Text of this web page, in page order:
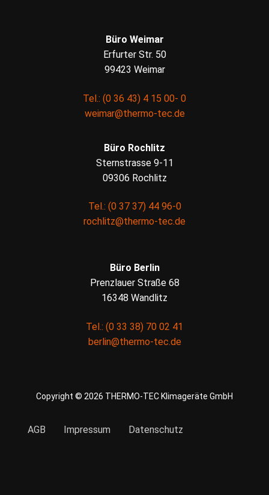
Büro Weimar
Erfurter Str. 50
99423 Weimar
Tel.: (0 36 43) 4 15 00- 0
weimar@thermo-tec.de
Büro Rochlitz
Sternstrasse 9-11
09306 Rochlitz
Tel.: (0 37 37) 44 96-0
rochlitz@thermo-tec.de
Büro Berlin
Prenzlauer Straße 68
16348 Wandlitz
Tel.: (0 33 38) 70 02 41
berlin@thermo-tec.de
Copyright © 2026 THERMO-TEC Klimageräte GmbH
AGB Impressum Datenschutz